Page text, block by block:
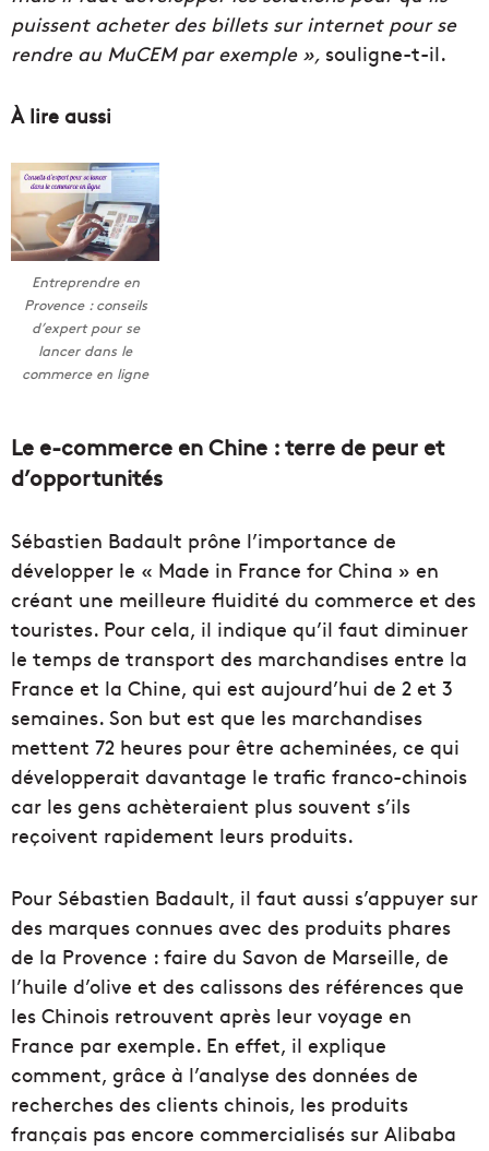
puissent acheter des billets sur internet pour se
rendre au MuCEM par exemple », souligne-t-il.
À lire aussi
Entreprendre en
Provence : conseils
d’expert pour se
lancer dans le
commerce en ligne
Le e-commerce en Chine : terre de peur et
d’opportunités
Sébastien Badault prône l’importance de
développer le « Made in France for China » en
créant une meilleure fluidité du commerce et des
touristes. Pour cela, il indique qu’il faut diminuer
le temps de transport des marchandises entre la
France et la Chine, qui est aujourd’hui de 2 et 3
semaines. Son but est que les marchandises
mettent 72 heures pour être acheminées, ce qui
développerait davantage le trafic franco-chinois
car les gens achèteraient plus souvent s’ils
reçoivent rapidement leurs produits.
Pour Sébastien Badault, il faut aussi s’appuyer sur
des marques connues avec des produits phares
de la Provence : faire du Savon de Marseille, de
l’huile d’olive et des calissons des références que
les Chinois retrouvent après leur voyage en
France par exemple. En effet, il explique
comment, grâce à l’analyse des données de
recherches des clients chinois, les produits
français pas encore commercialisés sur Alibaba